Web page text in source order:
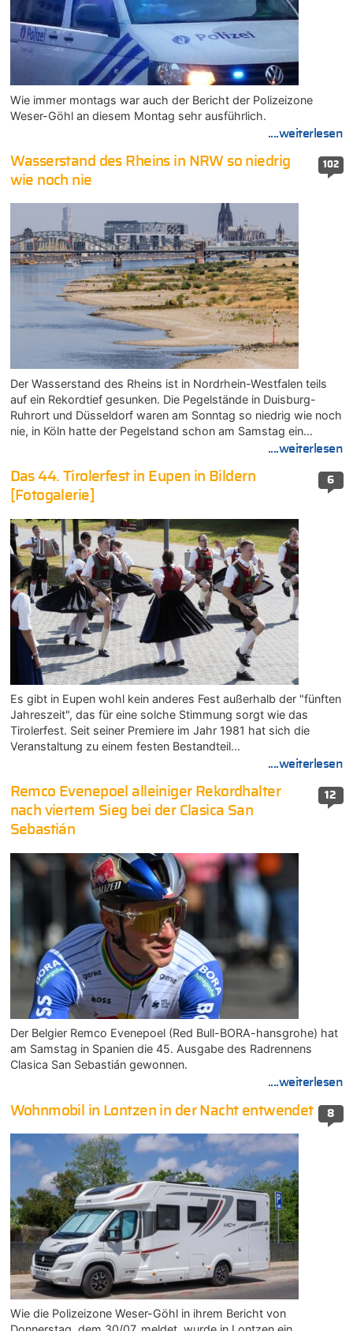
Wie immer montags war auch der Bericht der Polizeizone
Weser-Göhl an diesem Montag sehr ausführlich.
....weiterlesen
102
Wasserstand des Rheins in NRW so niedrig
wie noch nie
Der Wasserstand des Rheins ist in Nordrhein-Westfalen teils
auf ein Rekordtief gesunken. Die Pegelstände in Duisburg-
Ruhrort und Düsseldorf waren am Sonntag so niedrig wie noch
nie, in Köln hatte der Pegelstand schon am Samstag ein…
....weiterlesen
6
Das 44. Tirolerfest in Eupen in Bildern
[Fotogalerie]
Es gibt in Eupen wohl kein anderes Fest außerhalb der "fünften
Jahreszeit", das für eine solche Stimmung sorgt wie das
Tirolerfest. Seit seiner Premiere im Jahr 1981 hat sich die
Veranstaltung zu einem festen Bestandteil…
....weiterlesen
12
Remco Evenepoel alleiniger Rekordhalter
nach viertem Sieg bei der Clasica San
Sebastián
Der Belgier Remco Evenepoel (Red Bull-BORA-hansgrohe) hat
am Samstag in Spanien die 45. Ausgabe des Radrennens
Clasica San Sebastián gewonnen.
....weiterlesen
8
Wohnmobil in Lontzen in der Nacht entwendet
Wie die Polizeizone Weser-Göhl in ihrem Bericht von